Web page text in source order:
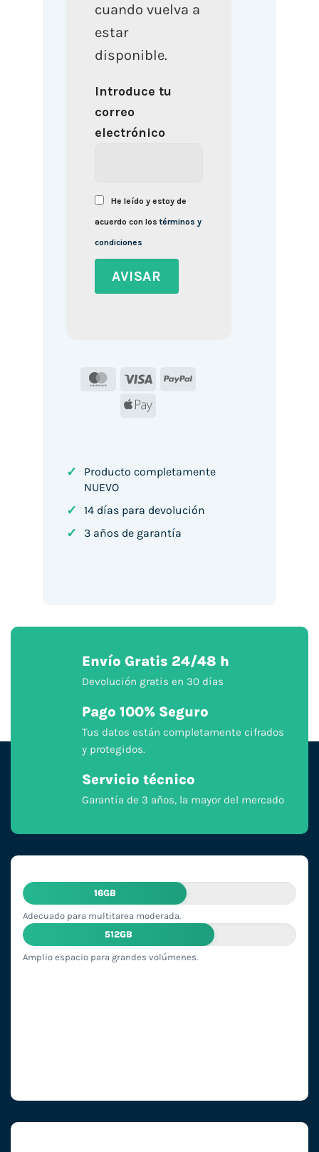
cuando vuelva a
estar
disponible.
Introduce tu
correo
electrónico
He leído y estoy de
acuerdo con lostérminos y
condiciones
MasterCard
Visa
PayPal
Apple
✓
Producto completamente
NUEVO
✓ 14 días para devolución
✓ 3 años de garantía
Envío Gratis 24/48 h
Devolución gratis en 30 días
Pago 100% Seguro
Tus datos están completamente cifrados
y protegidos.
Servicio técnico
Garantía de 3 años, la mayor del mercado
16GB
Adecuado para multitarea moderada.
512GB
Amplio espacio para grandes volúmenes.